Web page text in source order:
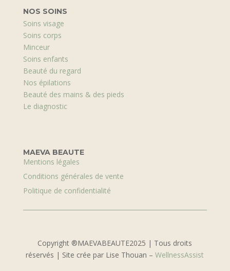
NOS SOINS
Soins visage
Soins corps
Minceur
Soins enfants
Beauté du regard
Nos épilations
Beauté des mains & des pieds
Le diagnostic
MAEVA BEAUTE
Mentions légales
Conditions générales de vente
Politique de confidentialité
Copyright ®MAEVABEAUTE2025 | Tous droits
réservés | Site crée par Lise Thouan –WellnessAssist